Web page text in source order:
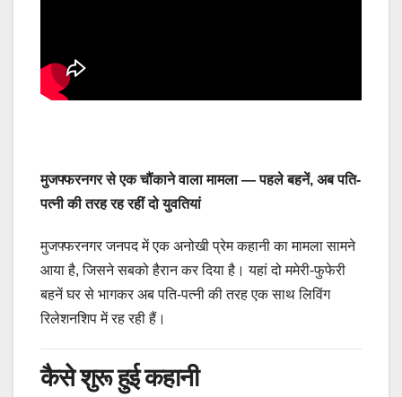
मुजफ्फरनगर से एक चौंकाने वाला मामला — पहले बहनें, अब पति-
पत्नी की तरह रह रहीं दो युवतियां
मुजफ्फरनगर जनपद में एक अनोखी प्रेम कहानी का मामला सामने
आया है, जिसने सबको हैरान कर दिया है। यहां दो ममेरी-फुफेरी
बहनें घर से भागकर अब पति-पत्नी की तरह एक साथ लिविंग
रिलेशनशिप में रह रही हैं।
कैसे शुरू हुई कहानी